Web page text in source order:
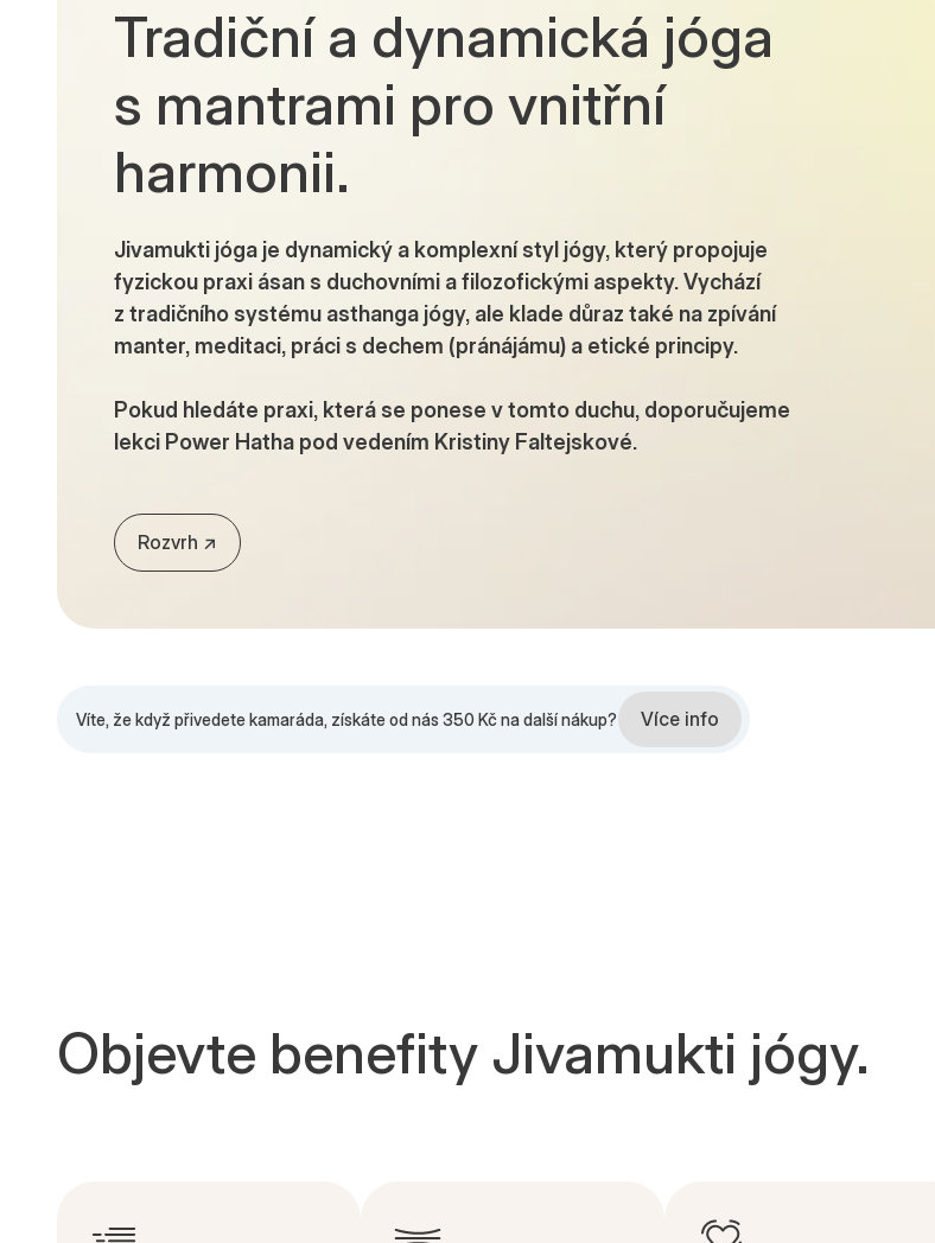
Tradiční a dynamická jóga
s mantrami pro vnitřní
harmonii.
Jivamukti jóga je dynamický a komplexní styl jógy, který propojuje
fyzickou praxi ásan s duchovními a filozofickými aspekty. Vychází
z tradičního systému asthanga jógy, ale klade důraz také na zpívání
manter, meditaci, práci s dechem (pránájámu) a etické principy.
Pokud hledáte praxi, která se ponese v tomto duchu, doporučujeme
lekci Power Hatha pod vedením Kristiny Faltejskové.
Rozvrh ↗︎︎
Víte, že když přivedete kamaráda, získáte od nás 350 Kč na další nákup? Více info
Objevte benefity Jivamukti jógy.